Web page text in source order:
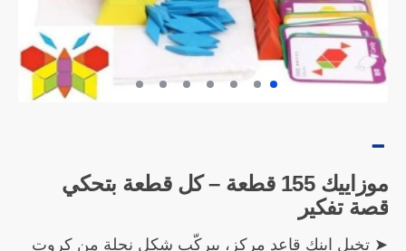
موزاييك 155 قطعة – كل قطعة بتحكي
قصة تفكير
➤ تخيل ابنك قاعد مركز، بيركّب شكل نحلة من كروت